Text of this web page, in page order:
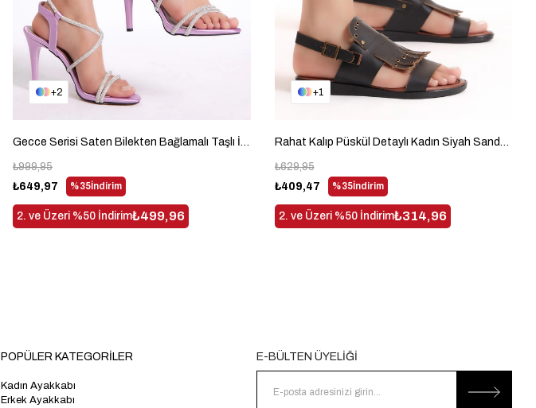
2
Gecce Serisi Saten Bilekten Bağlamalı Taşlı İnce Kadın Lila Topuklu Ayakkabı TBGECCEMDNZ991
%35İndirim
₺649,97
₺999,95
2. ve Üzeri %50 İndirim₺499,96
1
Rahat Kalıp Püskül Detaylı Kadın Siyah Sandalet TBALCMRT836
%35İndirim
₺409,47
₺629,95
2. ve Üzeri %50 İndirim₺314,96
POPÜLER KATEGORİLER
Kadın Ayakkabı
Erkek Ayakkabı
E-BÜLTEN ÜYELİĞİ